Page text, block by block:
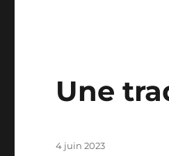
Une
Publié
4 juin 2023